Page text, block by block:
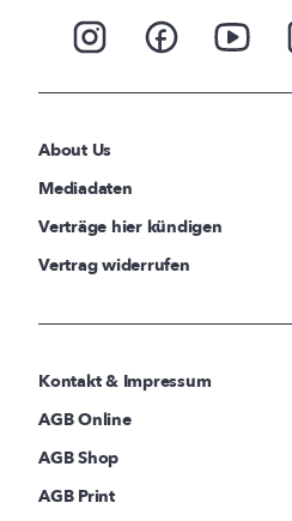
About Us
Mediadaten
Verträge hier kündigen
Vertrag widerrufen
Kontakt & Impressum
AGB Online
AGB Shop
AGB Print